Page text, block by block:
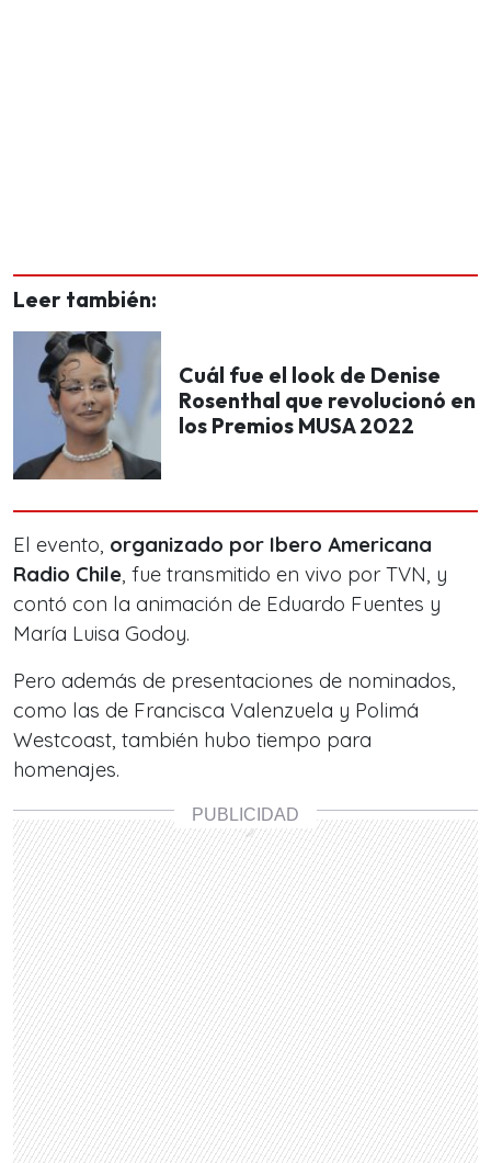
Leer también:
Cuál fue el look de Denise
Rosenthal que revolucionó en
los Premios MUSA 2022
El evento, organizado por Ibero Americana
Radio Chile, fue transmitido en vivo por TVN, y
contó con la animación de Eduardo Fuentes y
María Luisa Godoy.
Pero además de presentaciones de nominados,
como las de Francisca Valenzuela y Polimá
Westcoast, también hubo tiempo para
homenajes.